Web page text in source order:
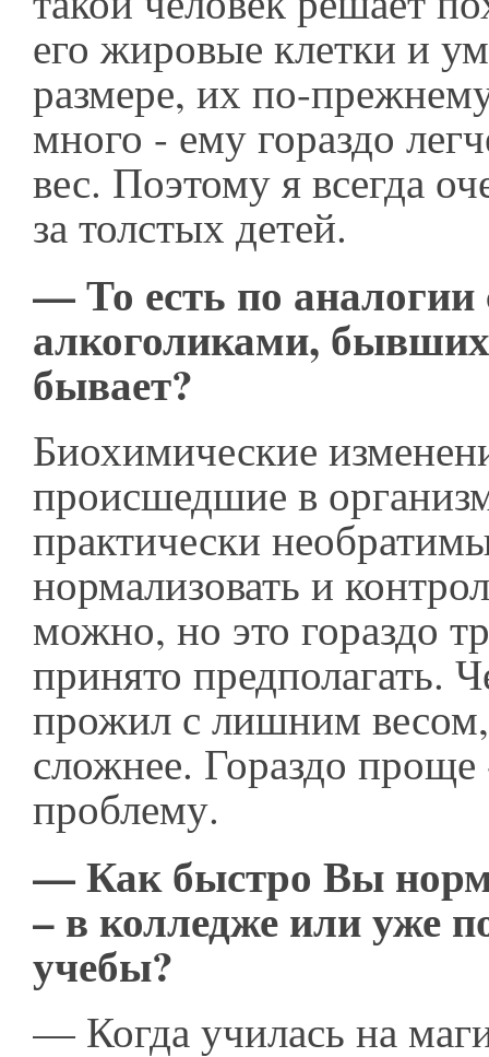
его жировые клетки и
размере, их по-
много - ему гораздо
вес. Поэтому я всегда
за толстых детей.
— То есть по аналогии
алкоголиками, бывших
бывает?
Биохимические
происшедшие в
практически
нормализовать и
можно, но это гораздо
принято предполагать.
прожил с лишним
сложнее. Гораздо проще
проблему.
— Как быстро Вы
– в колледже или уже
учебы?
— Когда училась на